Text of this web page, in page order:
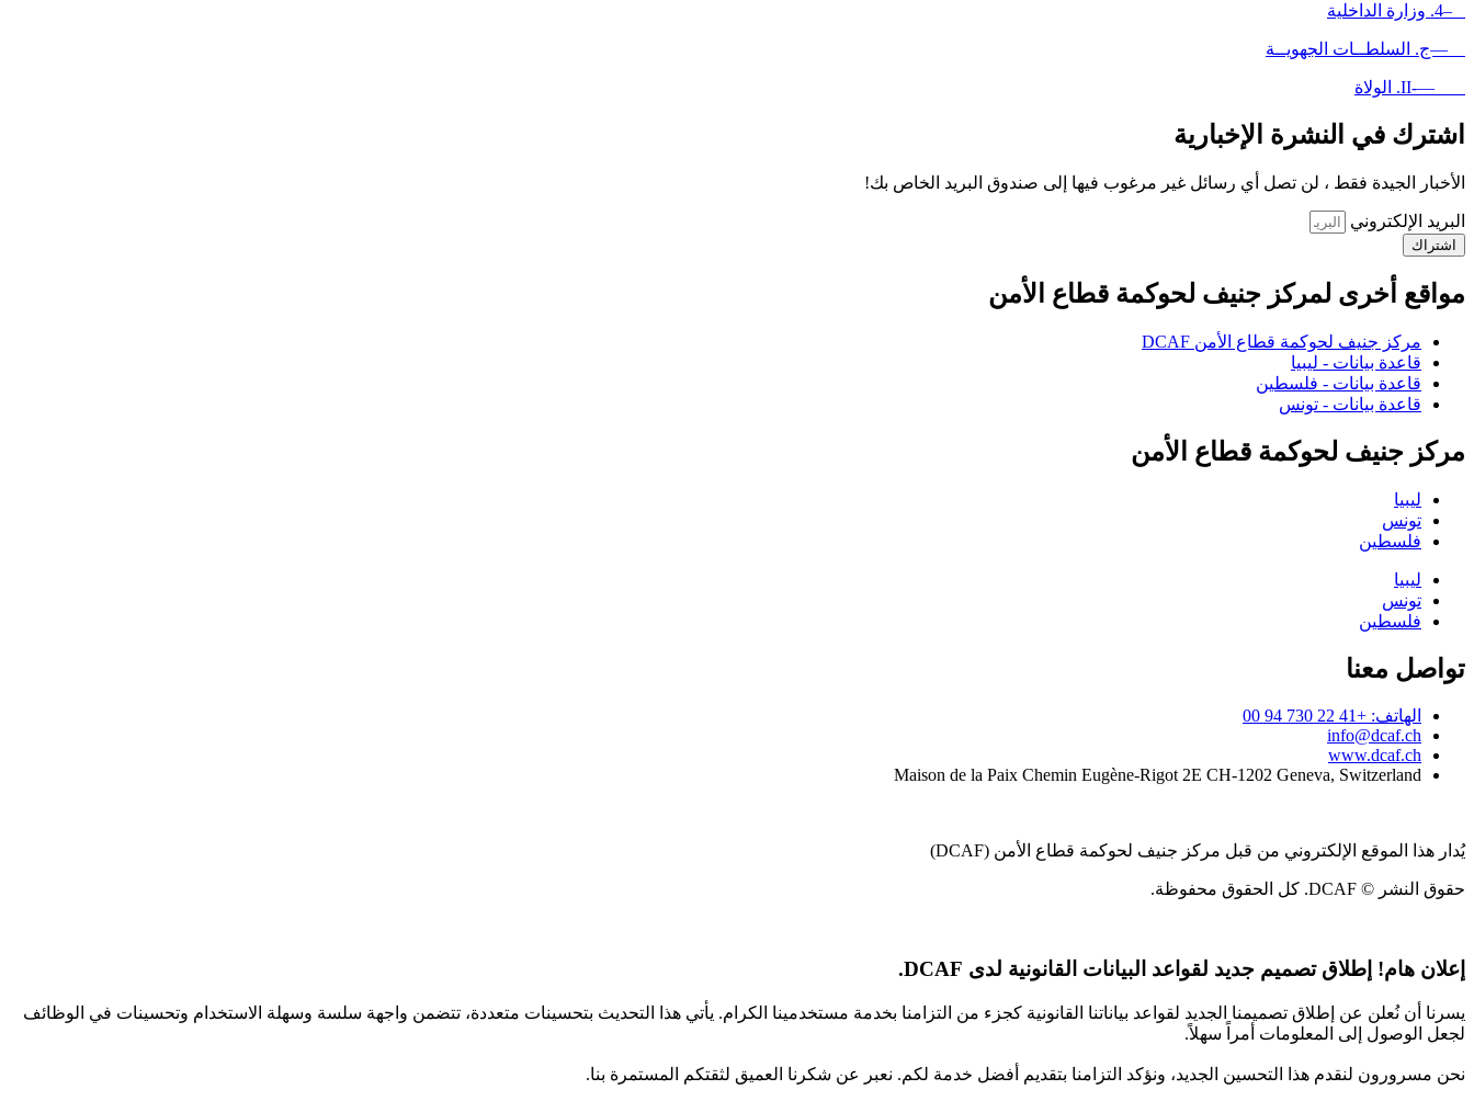
–4. وزارة الداخلية
—ج. السلطــات الجهويــة
—-II. الولاة
اشترك في النشرة الإخبارية
الأخبار الجيدة فقط ، لن تصل أي رسائل غير مرغوب فيها إلى صندوق البريد الخاص بك!
البريد الإلكتروني
اشتراك
مواقع أخرى لمركز جنيف لحوكمة قطاع الأمن
مركز جنيف لحوكمة قطاع الأمن DCAF
قاعدة بيانات - ليبيا
قاعدة بيانات - فلسطين
قاعدة بيانات - تونس
مركز جنيف لحوكمة قطاع الأمن
ليبيا
تونس
فلسطين
ليبيا
تونس
فلسطين
تواصل معنا
الهاتف: +41 22 730 94 00
info@dcaf.ch
www.dcaf.ch
Maison de la Paix Chemin Eugène-Rigot 2E CH-1202 Geneva, Switzerland
يُدار هذا الموقع الإلكتروني من قبل مركز جنيف لحوكمة قطاع الأمن (DCAF)
حقوق النشر © DCAF. كل الحقوق محفوظة.
إعلان هام! إطلاق تصميم جديد لقواعد البيانات القانونية لدى DCAF.
يسرنا أن نُعلن عن إطلاق تصميمنا الجديد لقواعد بياناتنا القانونية كجزء من التزامنا بخدمة مستخدمينا الكرام. يأتي هذا التحديث بتحسينات متعددة، تتضمن واجهة سلسة وسهلة الاستخدام وتحسينات في الوظائف
لجعل الوصول إلى المعلومات أمراً سهلاً.
نحن مسرورون لنقدم هذا التحسين الجديد، ونؤكد التزامنا بتقديم أفضل خدمة لكم. نعبر عن شكرنا العميق لثقتكم المستمرة بنا.